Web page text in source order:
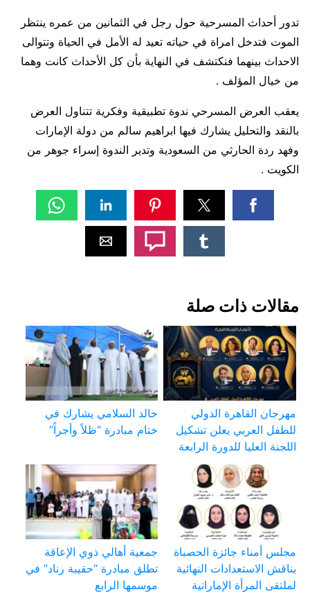
تدور أحداث المسرحية حول رجل في الثمانين من عمره ينتظر
الموت فتدخل امراة في حياته تعيد له الأمل في الحياة وتتوالى
الاحداث بينهما فنكتشف في النهاية بأن كل الأحداث كانت وهما
من خيال المؤلف .
يعقب العرض المسرحي ندوة تطبيقية وفكرية تتناول العرض
بالنقد والتحليل يشارك فيها ابراهيم سالم من دولة الإمارات
وفهد ردة الحارثي من السعودية وتدير الندوة إسراء جوهر من
الكويت .
مقالات ذات صلة
مهرجان القاهرة الدولي
للطفل العربي يعلن تشكيل
اللجنة العليا للدورة الرابعة
خالد السلامي يشارك في
ختام مبادرة “ظلاً وأجراً”
مجلس أمناء جائزة الحصباة
يناقش الاستعدادات النهائية
لملتقى المرأة الإماراتية
جمعية أهالي ذوي الإعاقة
تطلق مبادرة “حقيبة رناد” في
موسمها الرابع